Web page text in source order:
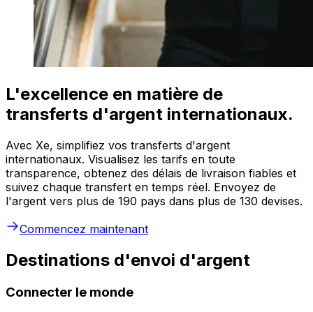
L'excellence en matière de
transferts d'argent internationaux.
Avec Xe, simplifiez vos transferts d'argent
internationaux. Visualisez les tarifs en toute
transparence, obtenez des délais de livraison fiables et
suivez chaque transfert en temps réel. Envoyez de
l'argent vers plus de 190 pays dans plus de 130 devises.
Commencez maintenant
Destinations d'envoi d'argent
Connecter le monde